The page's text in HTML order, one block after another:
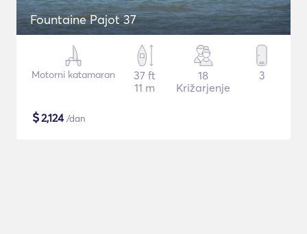
Fountaine Pajot 37
Motorni katamaran
37 ft
11 m
18
Križarjenje
3
$2,124/dan